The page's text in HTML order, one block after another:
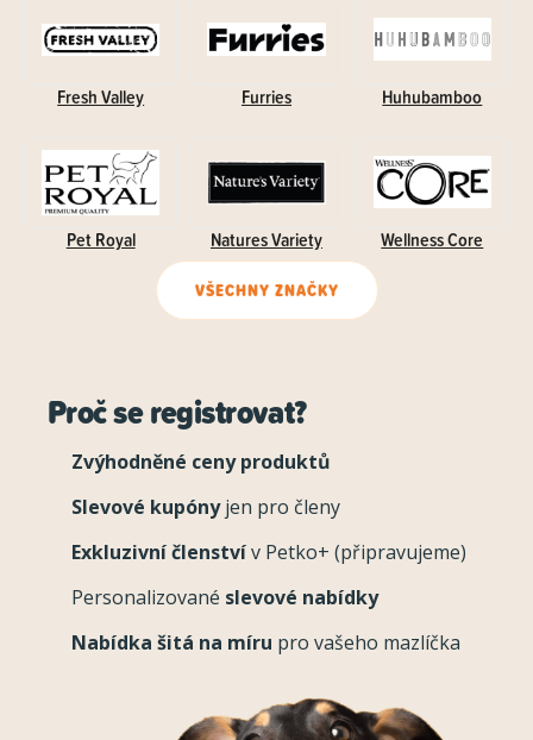
Fresh Valley Furries Huhubamboo
Pet Royal Natures Variety Wellness Core
VŠECHNY ZNAČKY
Proč se registrovat?
Zvýhodněné ceny produktů
Slevové kupónyjen pro členy
Exkluzivní členstvív Petko+ (připravujeme)
Personalizované slevové nabídky
Nabídka šitá na míru pro vašeho mazlíčka